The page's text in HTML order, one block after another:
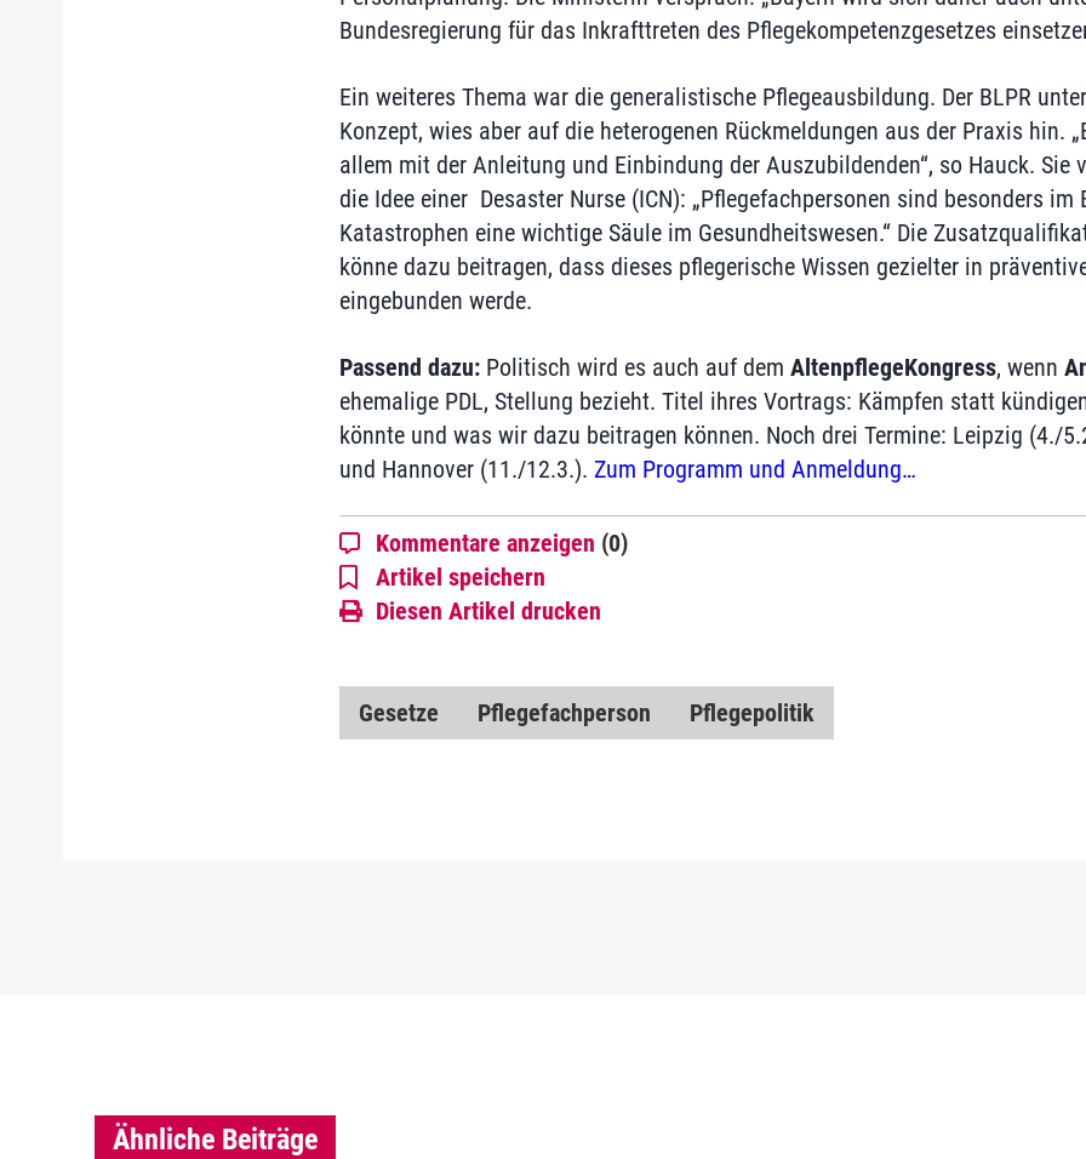
Bundesregierung für das Inkrafttreten des Pflegekompetenzgesetzes
Ein weiteres Thema war die generalistische Pflegeausbildung. Der BLPR
Konzept, wies aber auf die heterogenen Rückmeldungen aus der Praxis hin.
allem mit der Anleitung und Einbindung der Auszubildenden“, so Hauck. Sie
die Idee einer Desaster Nurse (ICN): „Pflegefachpersonen sind besonders im
Katastrophen eine wichtige Säule im Gesundheitswesen.“ Die
könne dazu beitragen, dass dieses pflegerische Wissen gezielter in
eingebunden werde.
Passend dazu:Politisch wird es auch auf dem AltenpflegeKongress, wenn
ehemalige PDL, Stellung bezieht. Titel ihres Vortrags: Kämpfen statt
könnte und was wir dazu beitragen können. Noch drei Termine: Leipzig (4./
und Hannover (11./12.3.). Zum Programm und Anmeldung…
Kommentare anzeigen (0)
Artikel speichern
Diesen Artikel drucken
Gesetze Pflegefachperson Pflegepolitik
Ähnliche Beiträge